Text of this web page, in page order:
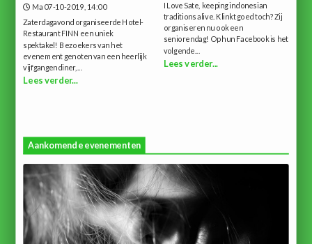
Ma 07-10-2019, 14:00
Zaterdagavond organiseerde Hotel-
Restaurant FINN een uniek
spektakel! Bezoekers van het
evenement genoten van een heerlijk
vijfgangendiner,...
Lees verder...
I Love Sate, keeping indonesian
traditions alive. Klinkt goed toch? Zij
organiseren nu ook een
seniorendag! Op hun Facebook is het
volgende...
Lees verder...
Aankomende evenementen